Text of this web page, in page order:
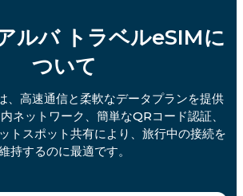
ルバ トラベルeSIMに
ついて
、高速通信と柔軟なデータプランを提供
ネットワーク、簡単なQRコード認証、
トスポット共有により、旅行中の接続を
持するのに最適です。